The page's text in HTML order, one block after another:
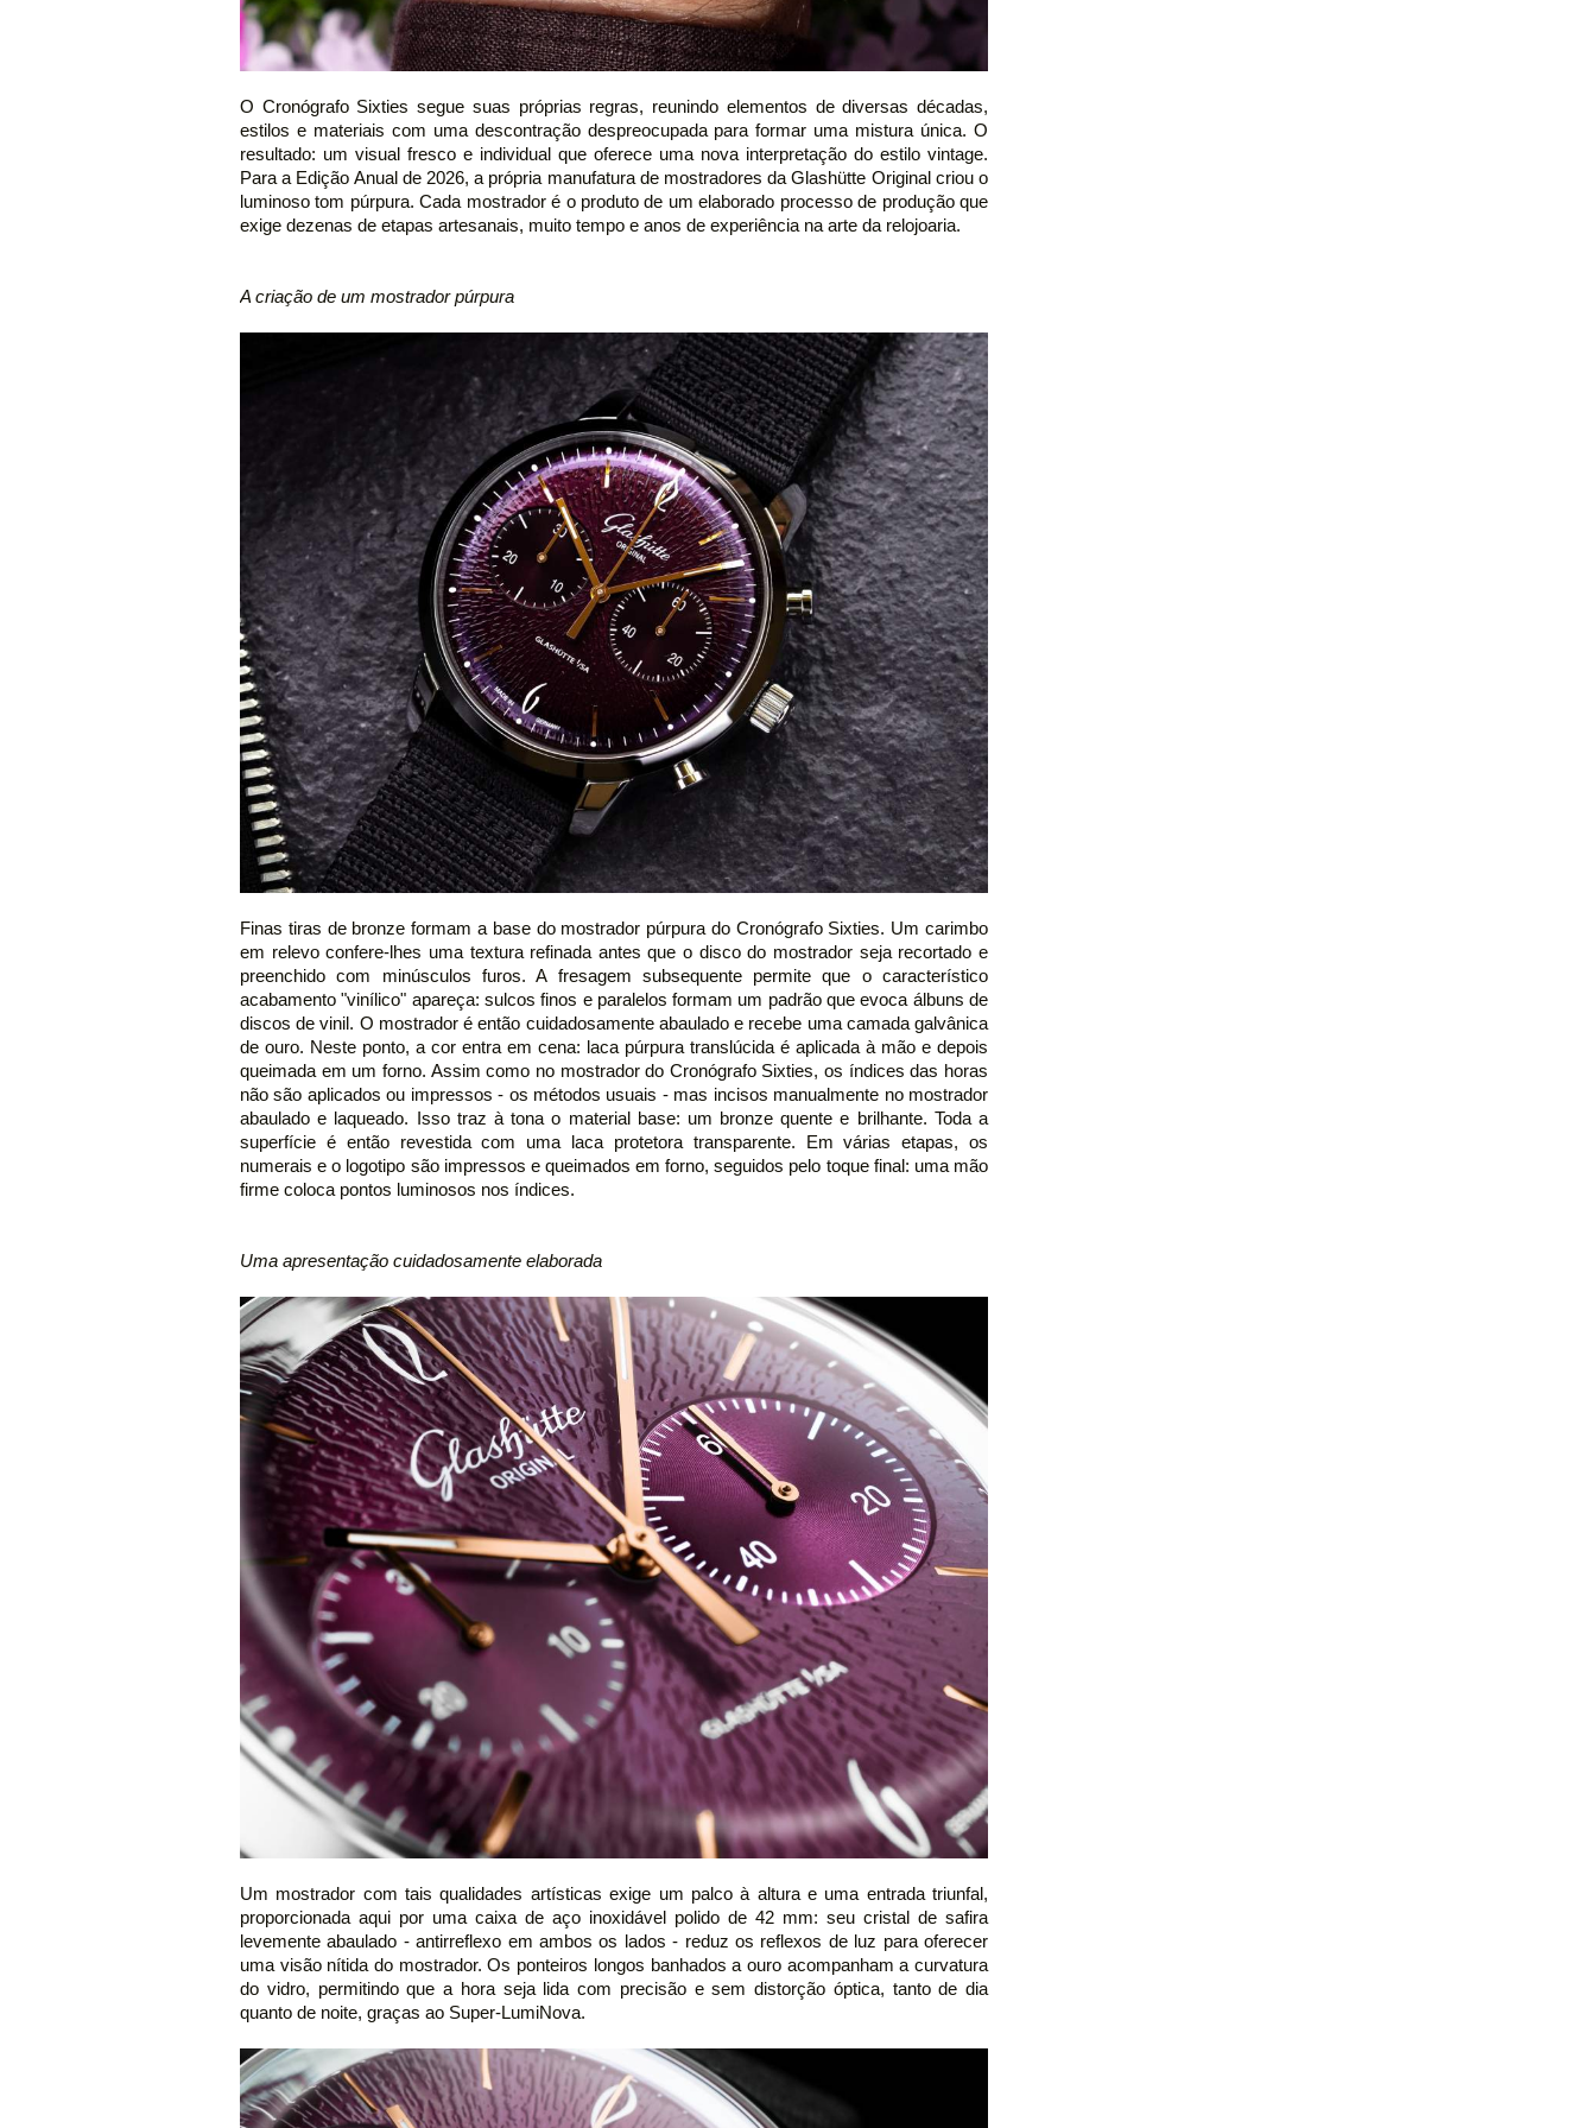
O Cronógrafo Sixties segue suas próprias regras, reunindo elementos de diversas décadas,
estilos e materiais com uma descontração despreocupada para formar uma mistura única. O
resultado: um visual fresco e individual que oferece uma nova interpretação do estilo vintage.
Para a Edição Anual de 2026, a própria manufatura de mostradores da Glashütte Original criou o
luminoso tom púrpura. Cada mostrador é o produto de um elaborado processo de produção que
exige dezenas de etapas artesanais, muito tempo e anos de experiência na arte da relojoaria.
A criação de um mostrador púrpura
Finas tiras de bronze formam a base do mostrador púrpura do Cronógrafo Sixties. Um carimbo
em relevo confere-lhes uma textura refinada antes que o disco do mostrador seja recortado e
preenchido com minúsculos furos. A fresagem subsequente permite que o característico
acabamento "vinílico" apareça: sulcos finos e paralelos formam um padrão que evoca álbuns de
discos de vinil. O mostrador é então cuidadosamente abaulado e recebe uma camada galvânica
de ouro. Neste ponto, a cor entra em cena: laca púrpura translúcida é aplicada à mão e depois
queimada em um forno. Assim como no mostrador do Cronógrafo Sixties, os índices das horas
não são aplicados ou impressos - os métodos usuais - mas incisos manualmente no mostrador
abaulado e laqueado. Isso traz à tona o material base: um bronze quente e brilhante. Toda a
superfície é então revestida com uma laca protetora transparente. Em várias etapas, os
numerais e o logotipo são impressos e queimados em forno, seguidos pelo toque final: uma mão
firme coloca pontos luminosos nos índices.
Uma apresentação cuidadosamente elaborada
Um mostrador com tais qualidades artísticas exige um palco à altura e uma entrada triunfal,
proporcionada aqui por uma caixa de aço inoxidável polido de 42 mm: seu cristal de safira
levemente abaulado - antirreflexo em ambos os lados - reduz os reflexos de luz para oferecer
uma visão nítida do mostrador. Os ponteiros longos banhados a ouro acompanham a curvatura
do vidro, permitindo que a hora seja lida com precisão e sem distorção óptica, tanto de dia
quanto de noite, graças ao Super-LumiNova.